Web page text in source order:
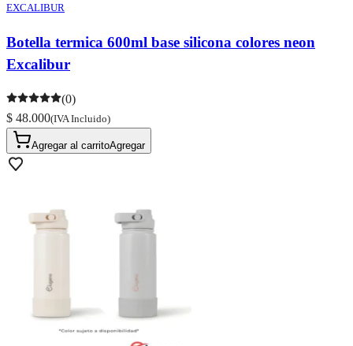
EXCALIBUR
Botella termica 600ml base silicona colores neon
Excalibur
(0)
$ 48.000(IVA Incluido)
Agregar al carritoAgregar